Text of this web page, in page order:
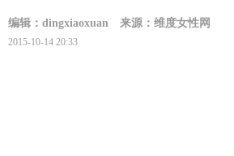
编辑：dingxiaoxuan 来源：维度女性网
2015-10-14 20:33